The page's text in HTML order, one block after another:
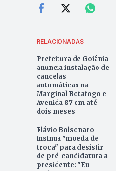
RELACIONADAS
Prefeitura de Goiânia
anuncia instalação de
cancelas
automáticas na
Marginal Botafogo e
Avenida 87 em até
dois meses
Flávio Bolsonaro
insinua "moeda de
troca" para desistir
de pré-candidatura a
presidente: "Eu